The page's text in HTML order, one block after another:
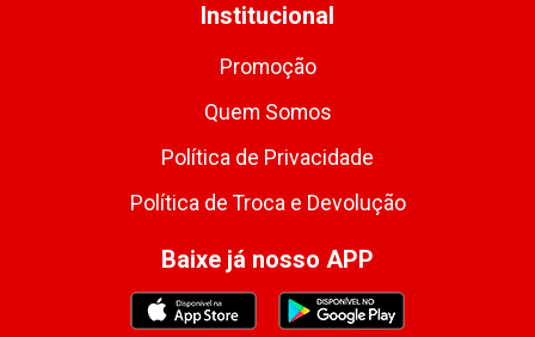
Institucional
Promoção
Quem Somos
Política de Privacidade
Política de Troca e Devolução
Baixe já nosso APP